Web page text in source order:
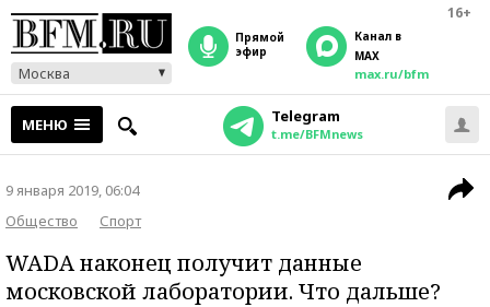
16+
Москва
прямой
эфир
Канал в
MAX
max.ru/bfm
МЕНЮ Telegram
t.me/BFMnews
9 января 2019, 06:04
Общество
Спорт
WADA наконец получит данные
московской лаборатории. Что дальше?